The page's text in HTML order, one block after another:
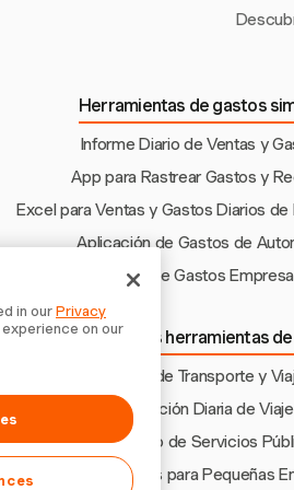
Herramientas de gastos
Informe Diario de Ventas y
App para Rastrear Gastos y
Excel para Ventas y Gastos Diarios de
Aplicación de Gastos de
Aplicación de Gastos
Explora más herramientas
Gastos de Transporte y
Asignación Diaria de Viaje
Reembolso de Servicios
Hoja de Gastos para Pequeñas
in ourPrivacy
on our